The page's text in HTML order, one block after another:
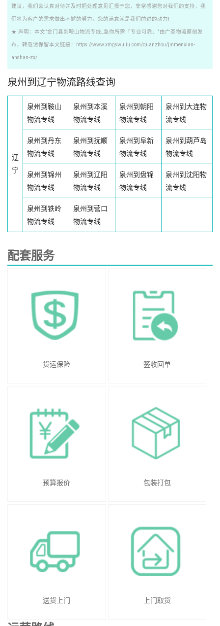
建议，我们会认真对待并及时把处理意见汇报于您，非常感谢您对我们的支持，我
们将为客户的需求做出不懈的努力，您的满意就是我们前进的动力!
★ 声明：本文"金门县到鞍山物流专线_急你所需「专业可靠」"由广圣物流原创发
布，转载请保留本文链接：https://www.xmgswuliu.com/quanzhou/jinmenxian-
anshan-zx/
泉州到辽宁物流路线查询
辽
宁
泉州到鞍山
物流专线
泉州到本溪
物流专线
泉州到朝阳
物流专线
泉州到大连物
流专线
泉州到丹东
物流专线
泉州到抚顺
物流专线
泉州到阜新
物流专线
泉州到葫芦岛
物流专线
泉州到锦州
物流专线
泉州到辽阳
物流专线
泉州到盘锦
物流专线
泉州到沈阳物
流专线
泉州到铁岭
物流专线
泉州到营口
物流专线
配套服务
货运保险 签收回单
预算报价 包装打包
送货上门 上门取货